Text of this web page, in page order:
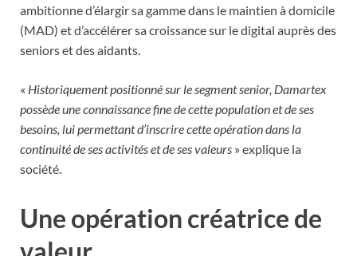
ambitionne d’élargir sa gamme dans le maintien à domicile
(MAD) et d’accélérer sa croissance sur le digital auprès des
seniors et des aidants.
« Historiquement positionné sur le segment senior, Damartex
possède une connaissance fine de cette population et de ses
besoins, lui permettant d’inscrire cette opération dans la
continuité de ses activités et de ses valeurs » explique la
société.
Une opération créatrice de